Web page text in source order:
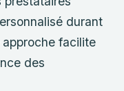
durant
facilite
des